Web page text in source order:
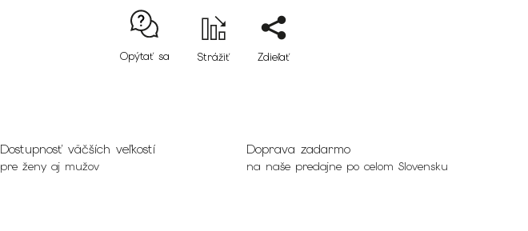
Opýtať sa Strážiť Zdieľať
Dostupnosť väčších veľkostí
pre ženy aj mužov
Doprava zadarmo
na naše predajne po celom Slovensku